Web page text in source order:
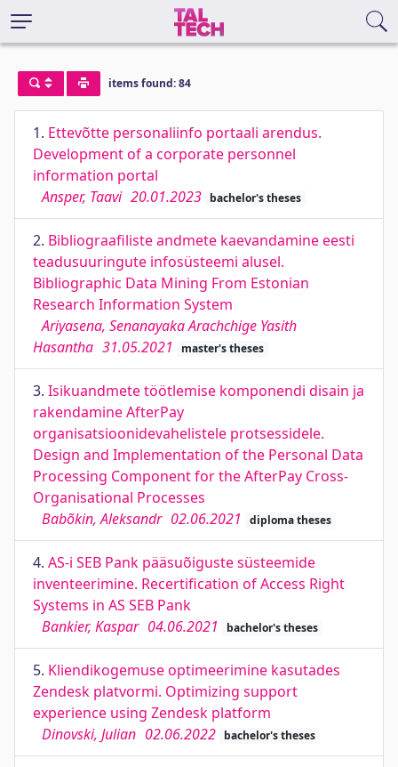
items found: 84
1. Ettevõtte personaliinfo portaali arendus.
Development of a corporate personnel
information portal
Ansper, Taavi 20.01.2023 bachelor's theses
2. Bibliograafiliste andmete kaevandamine eesti
teadusuuringute infosüsteemi alusel.
Bibliographic Data Mining From Estonian
Research Information System
Ariyasena, Senanayaka Arachchige Yasith
Hasantha 31.05.2021 master's theses
3. Isikuandmete töötlemise komponendi disain ja
rakendamine AfterPay
organisatsioonidevahelistele protsessidele.
Design and Implementation of the Personal Data
Processing Component for the AfterPay Cross-
Organisational Processes
Babõkin, Aleksandr 02.06.2021 diploma theses
4. AS-i SEB Pank pääsuõiguste süsteemide
inventeerimine. Recertification of Access Right
Systems in AS SEB Pank
Bankier, Kaspar 04.06.2021 bachelor's theses
5. Kliendikogemuse optimeerimine kasutades
Zendesk platvormi. Optimizing support
experience using Zendesk platform
Dinovski, Julian 02.06.2022 bachelor's theses